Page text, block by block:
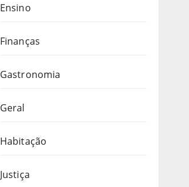
Ensino
Finanças
Gastronomia
Geral
Habitação
Justiça